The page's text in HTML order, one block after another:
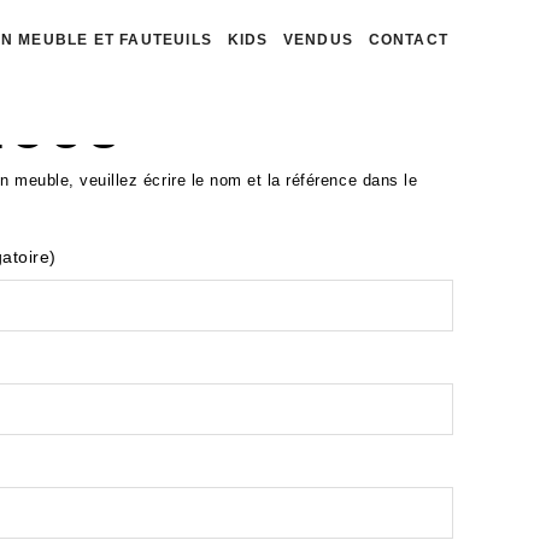
MEUBLE ET FAUTEUILS KIDS VENDUS CONTACT
meuble, veuillez écrire le nom et la référence dans le